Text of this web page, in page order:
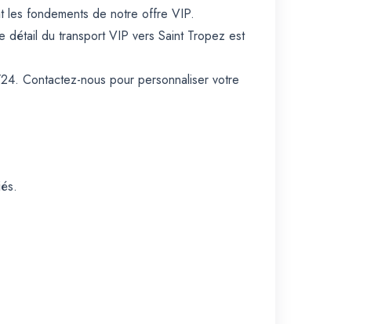
les fondements de notre offre VIP.
du transport VIP vers Saint Tropez est
Contactez-nous pour personnaliser votre